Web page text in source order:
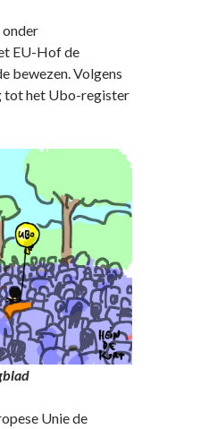
EU-Hof de
bewezen. Volgens
tot het Ubo-register
Unie de